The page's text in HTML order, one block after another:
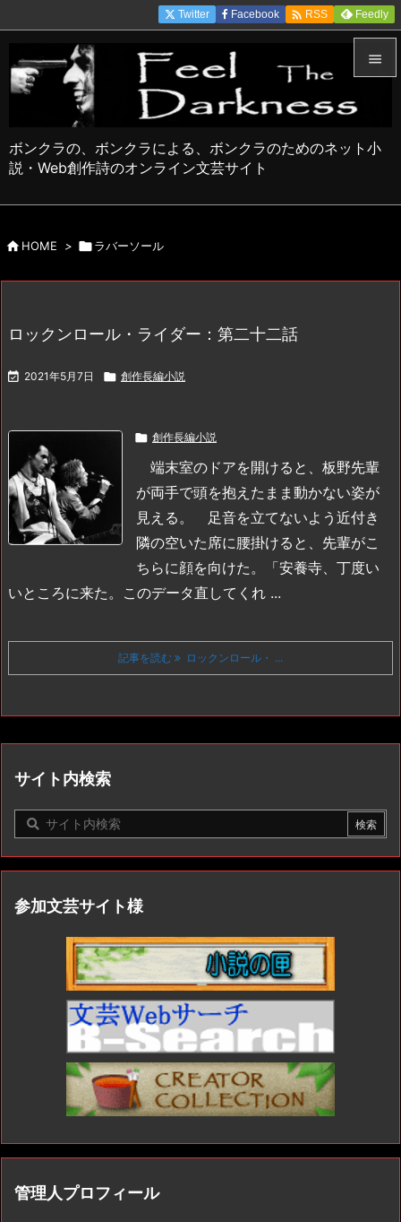
ボンクラの、ボンクラによる、ボンクラのためのネット小
説・Web創作詩のオンライン文芸サイト



Twitter Facebook  RSS Feedly
HOME > ラバーソール
ロックンロール・ライダー：第二十二話
 2021年5月7日  創作長編小説
 創作長編小説
端末室のドアを開けると、板野先輩
が両手で頭を抱えたまま動かない姿が
見える。
足音を立てないよう近付き
隣の空いた席に腰掛けると、先輩がこ
ちらに顔を向けた。
「安養寺、丁度い
いところに来た。このデータ直してくれ ...
記事を読む ロックンロール・ ...
サイト内検索
参加文芸サイト様
管理人プロフィール